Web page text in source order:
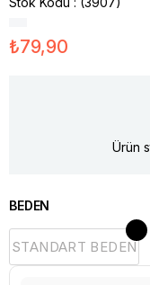
₺79,90
Ürün
BEDEN
STANDART BEDEN